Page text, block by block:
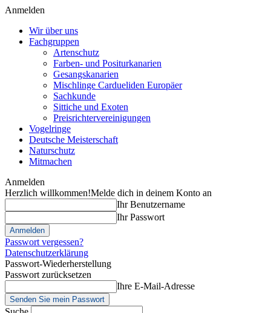
Anmelden
Wir über uns
Fachgruppen
Artenschutz
Farben- und Positurkanarien
Gesangskanarien
Mischlinge Cardueliden Europäer
Sachkunde
Sittiche und Exoten
Preisrichtervereinigungen
Vogelringe
Deutsche Meisterschaft
Naturschutz
Mitmachen
Anmelden
Herzlich willkommen!Melde dich in deinem Konto an
Ihr Benutzername
Ihr Passwort
Passwort vergessen?
Datenschutzerklärung
Passwort-Wiederherstellung
Passwort zurücksetzen
Ihre E-Mail-Adresse